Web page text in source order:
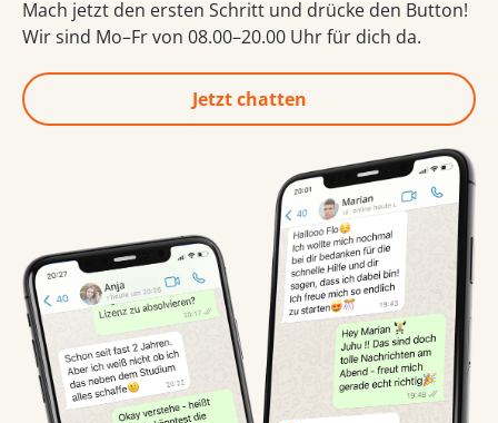
Mach jetzt den ersten Schritt und drücke den Button!
Wir sind Mo–Fr von 08.00–20.00 Uhr für dich da.
Jetzt chatten